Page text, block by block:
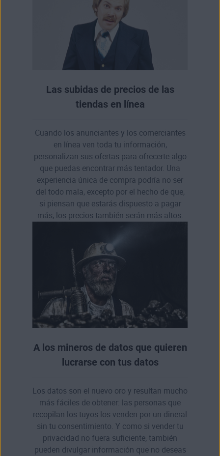
Las subidas de precios de las
tiendas en línea
Cuando los anunciantes y los comerciantes
en línea ven toda tu información,
personalizan sus ofertas para ofrecerte algo
que puedas encontrar más tentador. Una
experiencia única de compra podría no ser
del todo mala, excepto por el hecho de que,
si piensan que estarás dispuesto a pagar
más, los precios también serán más altos.
A los mineros de datos que quieren
lucrarse con tus datos
Los datos son el nuevo oro y resultan mucho
más fáciles de obtener: las personas que
recopilan los tuyos los venden por un dineral
sin tu consentimiento. Y como si vender tu
privacidad no fuera suficiente, también
pueden divulgar información que no deseas